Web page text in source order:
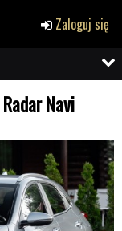
Zaloguj się
Navi